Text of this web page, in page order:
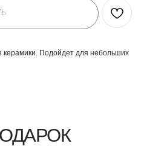
керамики. Подойдет для небольших